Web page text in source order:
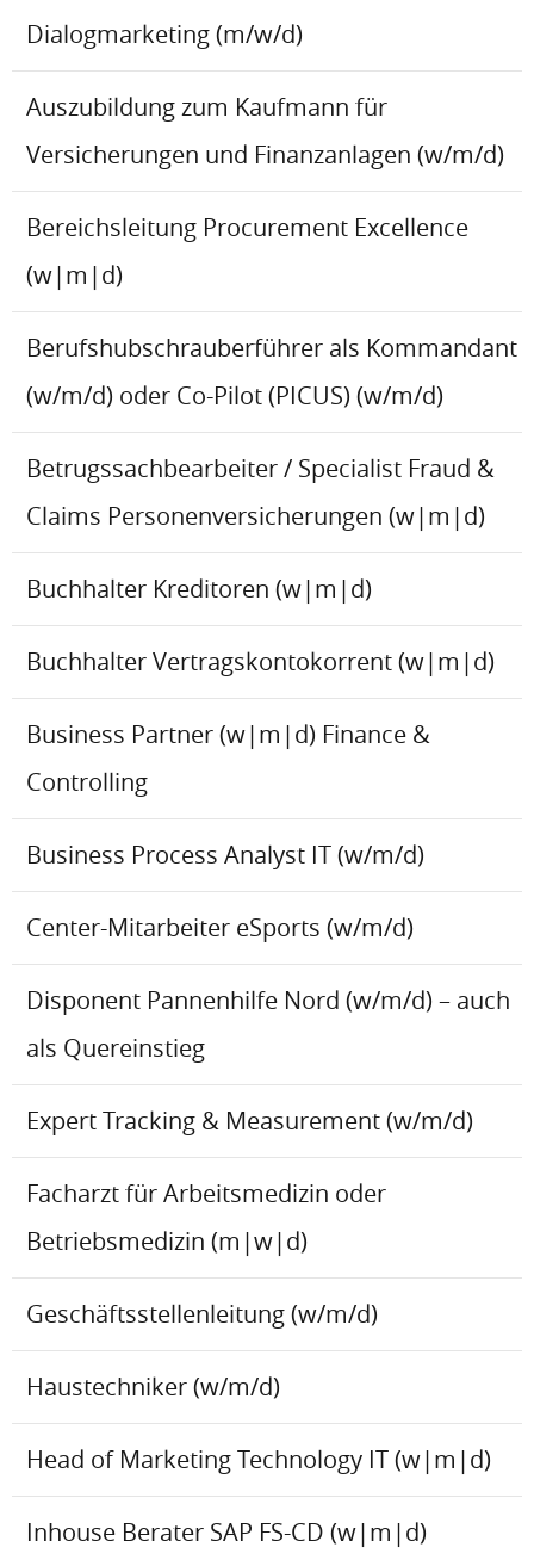
Dialogmarketing (m/w/d)
Auszubildung zum Kaufmann für
Versicherungen und Finanzanlagen (w/m/d)
Bereichsleitung Procurement Excellence
(w|m|d)
Berufshubschrauberführer als Kommandant
(w/m/d) oder Co-Pilot (PICUS) (w/m/d)
Betrugssachbearbeiter / Specialist Fraud &
Claims Personenversicherungen (w|m|d)
Buchhalter Kreditoren (w|m|d)
Buchhalter Vertragskontokorrent (w|m|d)
Business Partner (w|m|d) Finance &
Controlling
Business Process Analyst IT (w/m/d)
Center-Mitarbeiter eSports (w/m/d)
Disponent Pannenhilfe Nord (w/m/d) – auch
als Quereinstieg
Expert Tracking & Measurement (w/m/d)
Facharzt für Arbeitsmedizin oder
Betriebsmedizin (m|w|d)
Geschäftsstellenleitung (w/m/d)
Haustechniker (w/m/d)
Head of Marketing Technology IT (w|m|d)
Inhouse Berater SAP FS-CD (w|m|d)